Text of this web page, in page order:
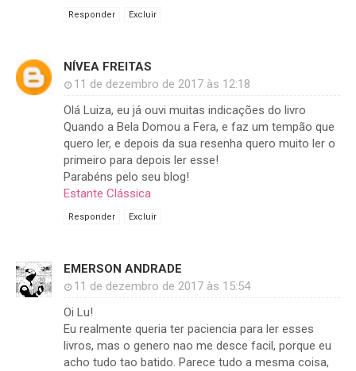
Responder Excluir
NÍVEA FREITAS
11 de dezembro de 2017 às 12:18
Olá Luiza, eu já ouvi muitas indicações do livro
Quando a Bela Domou a Fera, e faz um tempão que
quero ler, e depois da sua resenha quero muito ler o
primeiro para depois ler esse!
Parabéns pelo seu blog!
Estante Clássica
Responder Excluir
EMERSON ANDRADE
11 de dezembro de 2017 às 15:54
Oi Lu!
Eu realmente queria ter paciencia para ler esses
livros, mas o genero nao me desce facil, porque eu
acho tudo tao batido. Parece tudo a mesma coisa,